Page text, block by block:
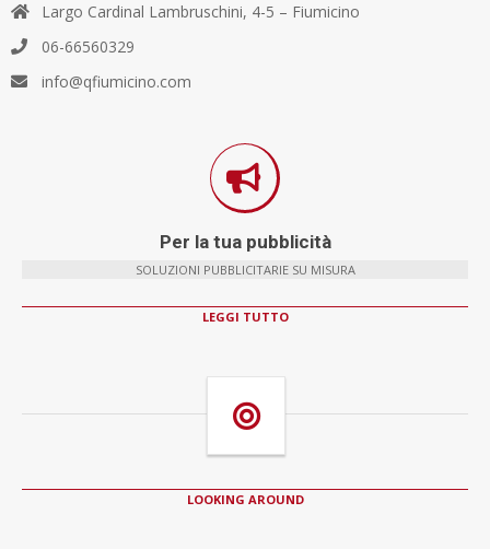
Largo Cardinal Lambruschini, 4-5 – Fiumicino
06-66560329
info@qfiumicino.com
Per la tua pubblicità
SOLUZIONI PUBBLICITARIE SU MISURA
LEGGI TUTTO
LOOKING AROUND